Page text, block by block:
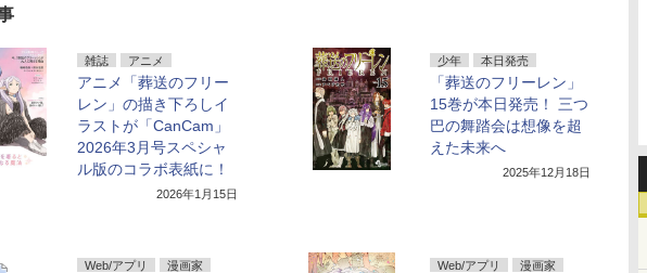
雑誌 アニメ
アニメ「葬送のフリー
レン」の描き下ろしイ
ラストが「CanCam」
2026年3月号スペシャ
ル版のコラボ表紙に！
2026年1月15日
少年 本日発売
「葬送のフリーレン」
15巻が本日発売！ 三つ
巴の舞踏会は想像を超
えた未来へ
2025年12月18日
Web/アプリ 漫画家 Web/アプリ 漫画家